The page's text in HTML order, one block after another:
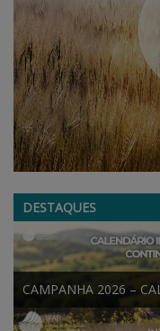
Entrar / Registar
DESTAQUES